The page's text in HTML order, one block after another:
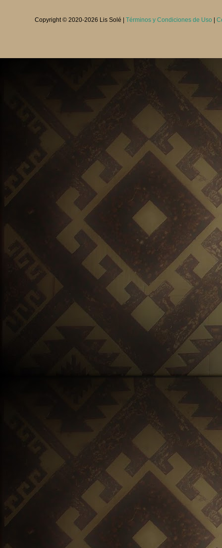
Copyright © 2020-2026 Lis Solé | Términos y Condiciones de Uso |